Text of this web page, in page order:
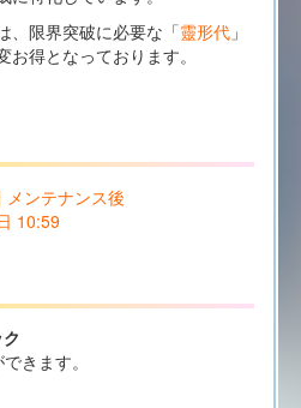
、限界突破に必要な「靈形代」
得となっております。
ンテナンス後
10:59
きます。